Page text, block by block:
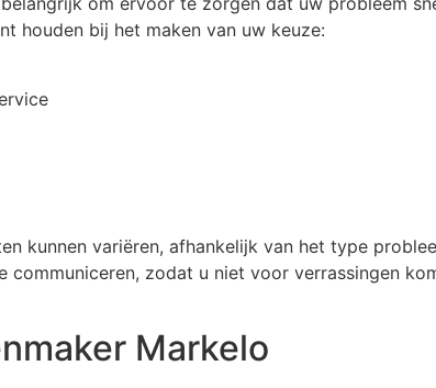
houden bij het maken van uw keuze:
kunnen variëren, afhankelijk van het type
zodat u niet voor verrassingen
Markelo